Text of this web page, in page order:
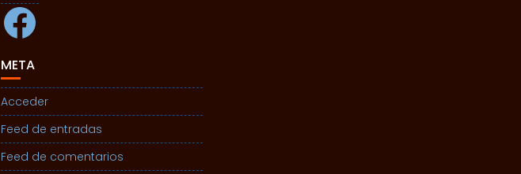
Facebook
META
Acceder
Feed de entradas
Feed de comentarios